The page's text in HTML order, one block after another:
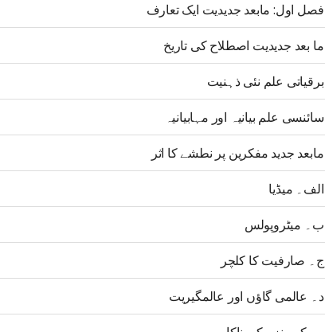
فصل اول: مابعد جدیدیت ایک تعارف
ما بعد جدیدیت اصطلاح کی تاریخ
برقیاتی علم نئی ذہنیت
سائنسی علم بیانیہ اور مہابیانیہ
مابعد جدید مفکرین پر نطشے کا اثر
الف۔ میڈیا
ب۔ میٹروپولس
ج۔ صارفیت کا کلچر
د۔ عالمی گاؤں اور عالمگیریت